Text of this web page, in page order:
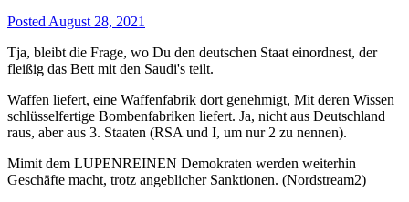
PostedAugust 28, 2021
Tja, bleibt die Frage, wo Du den deutschen Staat einordnest, der
fleißig das Bett mit den Saudi's teilt.
Waffen liefert, eine Waffenfabrik dort genehmigt, Mit deren Wissen
schlüsselfertige Bombenfabriken liefert. Ja, nicht aus Deutschland
raus, aber aus 3. Staaten (RSA und I, um nur 2 zu nennen).
Mimit dem LUPENREINEN Demokraten werden weiterhin
Geschäfte macht, trotz angeblicher Sanktionen. (Nordstream2)